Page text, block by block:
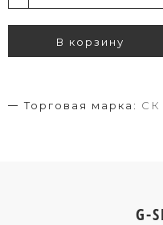
В корзину
Торговая марка: СК
G-